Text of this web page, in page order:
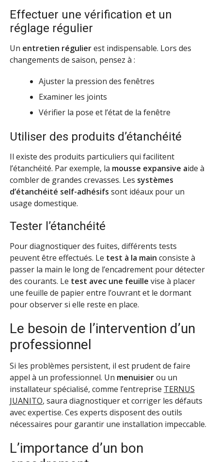
Effectuer une vérification et un
réglage régulier
Un entretien régulierest indispensable. Lors des
changements de saison, pensez à :
Ajuster la pression des fenêtres
Examiner les joints
Vérifier la pose et l’état de la fenêtre
Utiliser des produits d’étanchéité
Il existe des produits particuliers qui facilitent
l’étanchéité. Par exemple, la mousse expansive aide à
combler de grandes crevasses. Les systèmes
d’étanchéité self-adhésifs sont idéaux pour un
usage domestique.
Tester l’étanchéité
Pour diagnostiquer des fuites, différents tests
peuvent être effectués. Le test à la main consiste à
passer la main le long de l’encadrement pour détecter
des courants. Le test avec une feuille vise à placer
une feuille de papier entre l’ouvrant et le dormant
pour observer si elle reste en place.
Le besoin de l’intervention d’un
professionnel
Si les problèmes persistent, il est prudent de faire
appel à un professionnel. Un menuisierou un
installateur spécialisé, comme l’entreprise TERNUS
JUANITO, saura diagnostiquer et corriger les défauts
avec expertise. Ces experts disposent des outils
nécessaires pour garantir une installation impeccable.
L’importance d’un bon